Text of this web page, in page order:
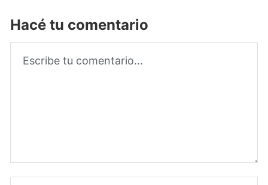
Hacé tu comentario